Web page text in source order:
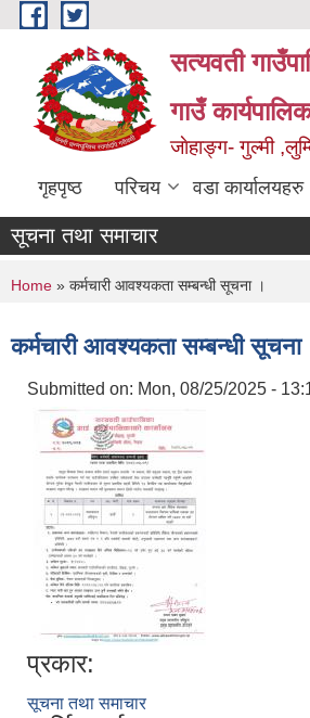
Skip to main content
सत्यवती
गाउँ
जाेहाङ्ग- गुल्मी
गृहपृष्ठ परिचय वडा कार्यालयहरु
सूचना तथा समाचार
You are here
Home » कर्मचारी आवश्यकता सम्बन्धी सूचना ।
कर्मचारी आवश्यकता सम्बन्धी सूचना
Submitted on: Mon, 08/25/2025 -
प्रकार:
सूचना तथा समाचार